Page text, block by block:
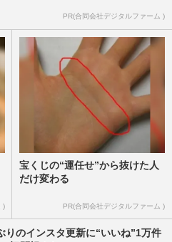
PR(合同会社デジタルファーム )
)
宝くじの“運任せ”から抜けた人
だけ変わる
PR(合同会社デジタルファーム )
りのインスタ更新に“いいね”1万件